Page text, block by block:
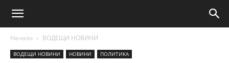
Начало ВОДЕЩИ НОВИНИ
ВОДЕЩИ НОВИНИ НОВИНИ ПОЛИТИКА